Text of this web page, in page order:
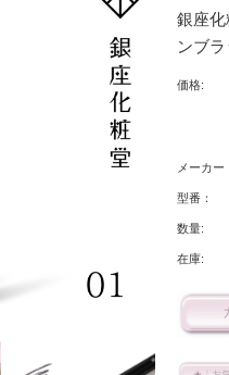
銀座
ンブラ
価格:
メーカー
型番：
数量:
在庫: